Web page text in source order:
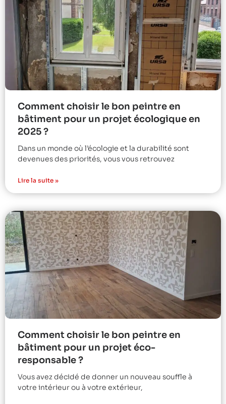
Comment choisir le bon peintre en
bâtiment pour un projet écologique en
2025 ?
Dans un monde où l’écologie et la durabilité sont
devenues des priorités, vous vous retrouvez
Lire la suite »
Comment choisir le bon peintre en
bâtiment pour un projet éco-
responsable ?
Vous avez décidé de donner un nouveau souffle à
votre intérieur ou à votre extérieur,